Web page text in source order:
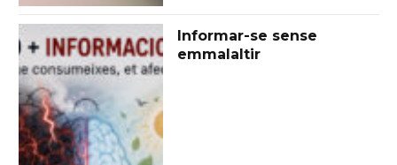
Informar-se sense
emmalaltir